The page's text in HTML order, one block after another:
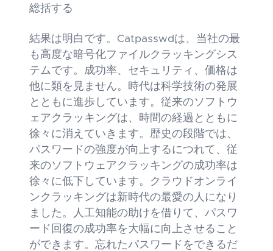
総括する
結果は明白です。Catpasswdは、当社の最
も高度な暗号化ファイルクラッキングシス
テムです。成功率、セキュリティ、価格は
他に類を見ません。時代は科学技術の発展
とともに進歩しています。従来のソフトウ
ェアクラッキングは、時間の経過とともに
徐々に消えていきます。歴史の段階では、
パスワードの強度が向上するにつれて、従
来のソフトウェアクラッキングの成功率は
徐々に低下しています。クラウドオンライ
ンクラッキングは新時代の最愛の人になり
ました。人工知能の助けを借りて、パスワ
ード回復の成功率を大幅に向上させること
ができます。忘れたパスワードをできるだ